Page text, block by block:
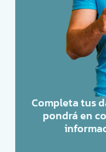
Completa tus
pondrá en